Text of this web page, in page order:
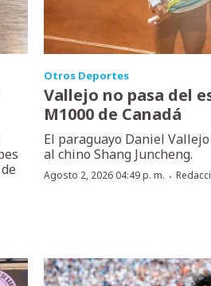
Otros Deportes
Vallejo no pasa del
M1000 de Canadá
El paraguayo Daniel
al chino Shang Juncheng.
Agosto 2, 2026 04:49 p. m. ·